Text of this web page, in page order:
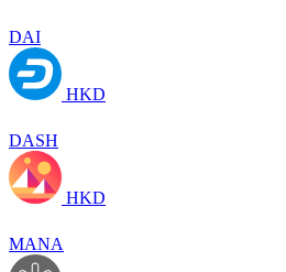
DAI
HKD
DASH
HKD
MANA